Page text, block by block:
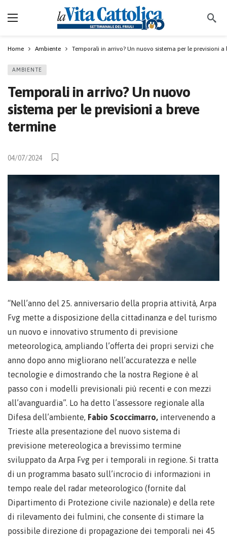
Home Ambiente Temporali in arrivo? Un nuovo sistema per le previsioni a
AMBIENTE
Temporali in arrivo? Un nuovo
sistema per le previsioni a breve
termine
04/07/2024
“Nell’anno del 25. anniversario della propria attività, Arpa
Fvg mette a disposizione della cittadinanza e del turismo
un nuovo e innovativo strumento di previsione
meteorologica, ampliando l’offerta dei propri servizi che
anno dopo anno migliorano nell’accuratezza e nelle
tecnologie e dimostrando che la nostra Regione è al
passo con i modelli previsionali più recenti e con mezzi
all’avanguardia”. Lo ha detto l’assessore regionale alla
Difesa dell’ambiente, Fabio Scoccimarro, intervenendo a
Trieste alla presentazione del nuovo sistema di
previsione metereologica a brevissimo termine
sviluppato da Arpa Fvg per i temporali in regione. Si tratta
di un programma basato sull’incrocio di informazioni in
tempo reale del radar meteorologico (fornite dal
Dipartimento di Protezione civile nazionale) e della rete
di rilevamento dei fulmini, che consente di stimare la
possibile direzione di propagazione dei temporali nei 45